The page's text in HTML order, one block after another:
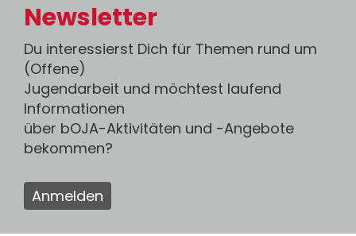
Newsletter
Du interessierst Dich für Themen rund um
(Offene)
Jugendarbeit und möchtest laufend
Informationen
über bOJA-Aktivitäten und -Angebote
bekommen?
Anmelden